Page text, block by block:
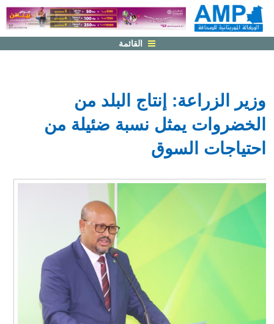
القائمة
وزير الزراعة: إنتاج البلد من
الخضروات يمثل نسبة ضئيلة من
احتياجات السوق